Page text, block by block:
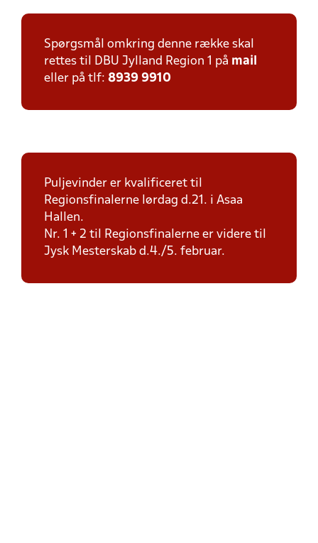
Spørgsmål omkring denne række skal
rettes til DBU Jylland Region 1 på mail
eller på tlf: 8939 9910
Puljevinder er kvalificeret til
Regionsfinalerne lørdag d.21. i Asaa
Hallen.
Nr. 1 + 2 til Regionsfinalerne er videre til
Jysk Mesterskab d.4./5. februar.